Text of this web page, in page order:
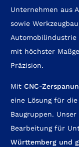
Unternehmen aus
sowie
Automobilindustrie
mit höchster
Präzision.
Mit CNC-
eine Lösung für
Baugruppen.
Bearbeitung für
Württemberg und